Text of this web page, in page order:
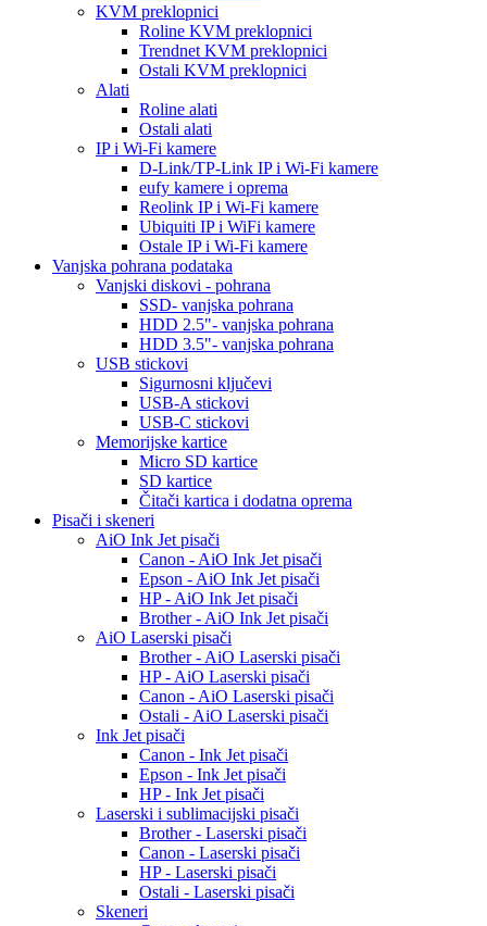
KVM preklopnici
Roline KVM preklopnici
Trendnet KVM preklopnici
Ostali KVM preklopnici
Alati
Roline alati
Ostali alati
IP i Wi-Fi kamere
D-Link/TP-Link IP i Wi-Fi kamere
eufy kamere i oprema
Reolink IP i Wi-Fi kamere
Ubiquiti IP i WiFi kamere
Ostale IP i Wi-Fi kamere
Vanjska pohrana podataka
Vanjski diskovi - pohrana
SSD- vanjska pohrana
HDD 2.5"- vanjska pohrana
HDD 3.5"- vanjska pohrana
USB stickovi
Sigurnosni ključevi
USB-A stickovi
USB-C stickovi
Memorijske kartice
Micro SD kartice
SD kartice
Čitači kartica i dodatna oprema
Pisači i skeneri
AiO Ink Jet pisači
Canon - AiO Ink Jet pisači
Epson - AiO Ink Jet pisači
HP - AiO Ink Jet pisači
Brother - AiO Ink Jet pisači
AiO Laserski pisači
Brother - AiO Laserski pisači
HP - AiO Laserski pisači
Canon - AiO Laserski pisači
Ostali - AiO Laserski pisači
Ink Jet pisači
Canon - Ink Jet pisači
Epson - Ink Jet pisači
HP - Ink Jet pisači
Laserski i sublimacijski pisači
Brother - Laserski pisači
Canon - Laserski pisači
HP - Laserski pisači
Ostali - Laserski pisači
Skeneri